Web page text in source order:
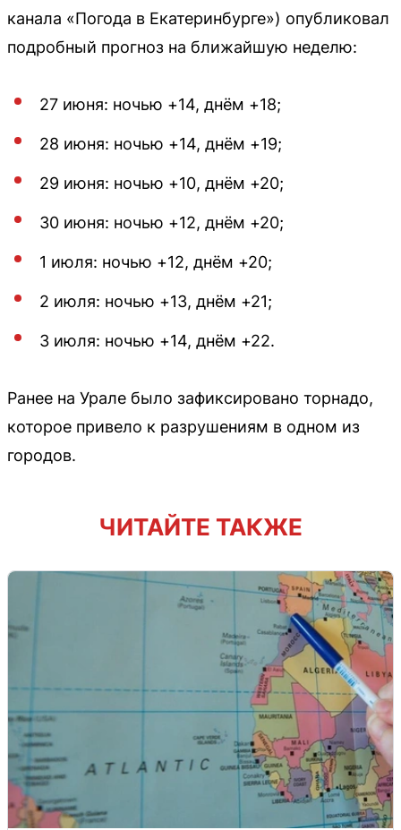
канала «Погода в Екатеринбурге») опубликовал
подробный прогноз на ближайшую неделю:
27 июня: ночью +14, днём +18;
28 июня: ночью +14, днём +19;
29 июня: ночью +10, днём +20;
30 июня: ночью +12, днём +20;
1 июля: ночью +12, днём +20;
2 июля: ночью +13, днём +21;
3 июля: ночью +14, днём +22.
Ранее на Урале было зафиксировано торнадо,
которое привело к разрушениям в одном из
городов.
ЧИТАЙТЕ ТАКЖЕ